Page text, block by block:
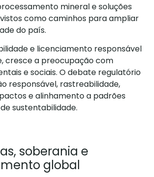
mineral e soluções
como caminhos para ampliar
do país.
e licenciamento responsável
cresce a preocupação com
e sociais. O debate regulatório
responsável, rastreabilidade,
e alinhamento a padrões
sustentabilidade.
soberania e
global